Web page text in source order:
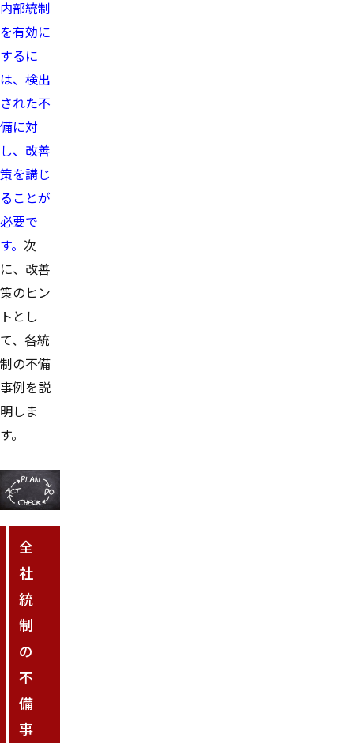
内部統制
を有効に
するに
は、検出
された不
備に対
し、改善
策を講じ
ることが
必要で
す。 次
に、改善
策のヒン
トとし
て、各統
制の不備
事例を説
明しま
す。
全
社
統
制
の
不
備
事